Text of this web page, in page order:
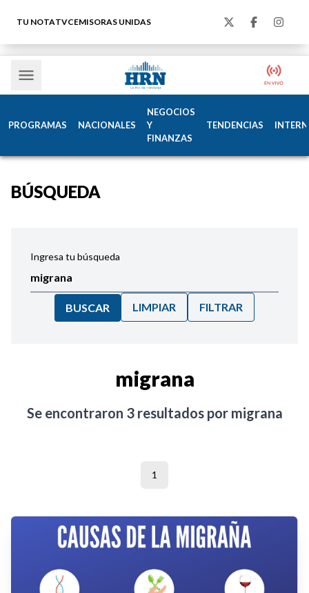
TU NOTATVCEMISORAS UNIDAS
PROGRAMAS NACIONALES
NEGOCIOS
Y
FINANZAS
TENDENCIAS
BÚSQUEDA
Ingresa tu búsqueda
BUSCAR LIMPIAR FILTRAR
migrana
Se encontraron 3resultados por migrana
1